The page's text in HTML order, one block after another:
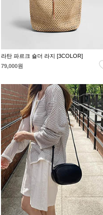
라탄 파르크 숄더 라지 [3COLOR]
79,000원